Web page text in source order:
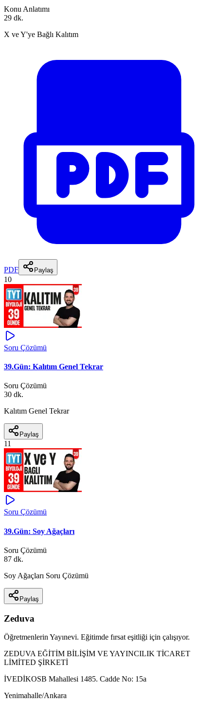
Konu Anlatımı
29 dk.
X ve Y'ye Bağlı Kalıtım
PDF Paylaş
10
Soru Çözümü
39.Gün: Kalıtım Genel Tekrar
Soru Çözümü
30 dk.
Kalıtım Genel Tekrar
Paylaş
11
Soru Çözümü
39.Gün: Soy Ağaçları
Soru Çözümü
87 dk.
Soy Ağaçları Soru Çözümü
Paylaş
Zeduva
Öğretmenlerin Yayınevi. Eğitimde fırsat eşitliği için çalışıyor.
ZEDUVA EĞİTİM BİLİŞİM VE YAYINCILIK TİCARET
LİMİTED ŞİRKETİ
İVEDİKOSB Mahallesi 1485. Cadde No: 15a
Yenimahalle/Ankara